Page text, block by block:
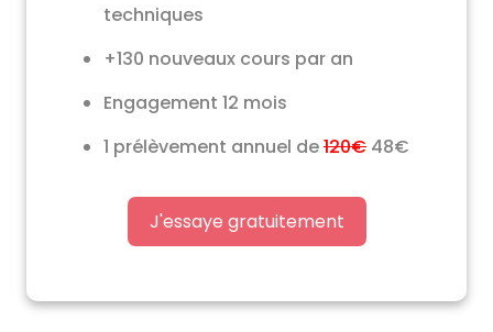
techniques
+130 nouveaux cours par an
Engagement 12 mois
1 prélèvement annuel de120€ 48€
J'essaye gratuitement